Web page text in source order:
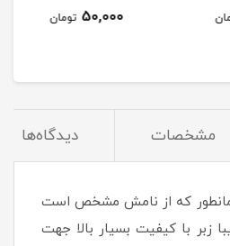
50,000 تومان
مشخصات دیدگاه‌ها
همانطور که از نامش مشخص است
زبر با کیفیت بسیار بالا جهت